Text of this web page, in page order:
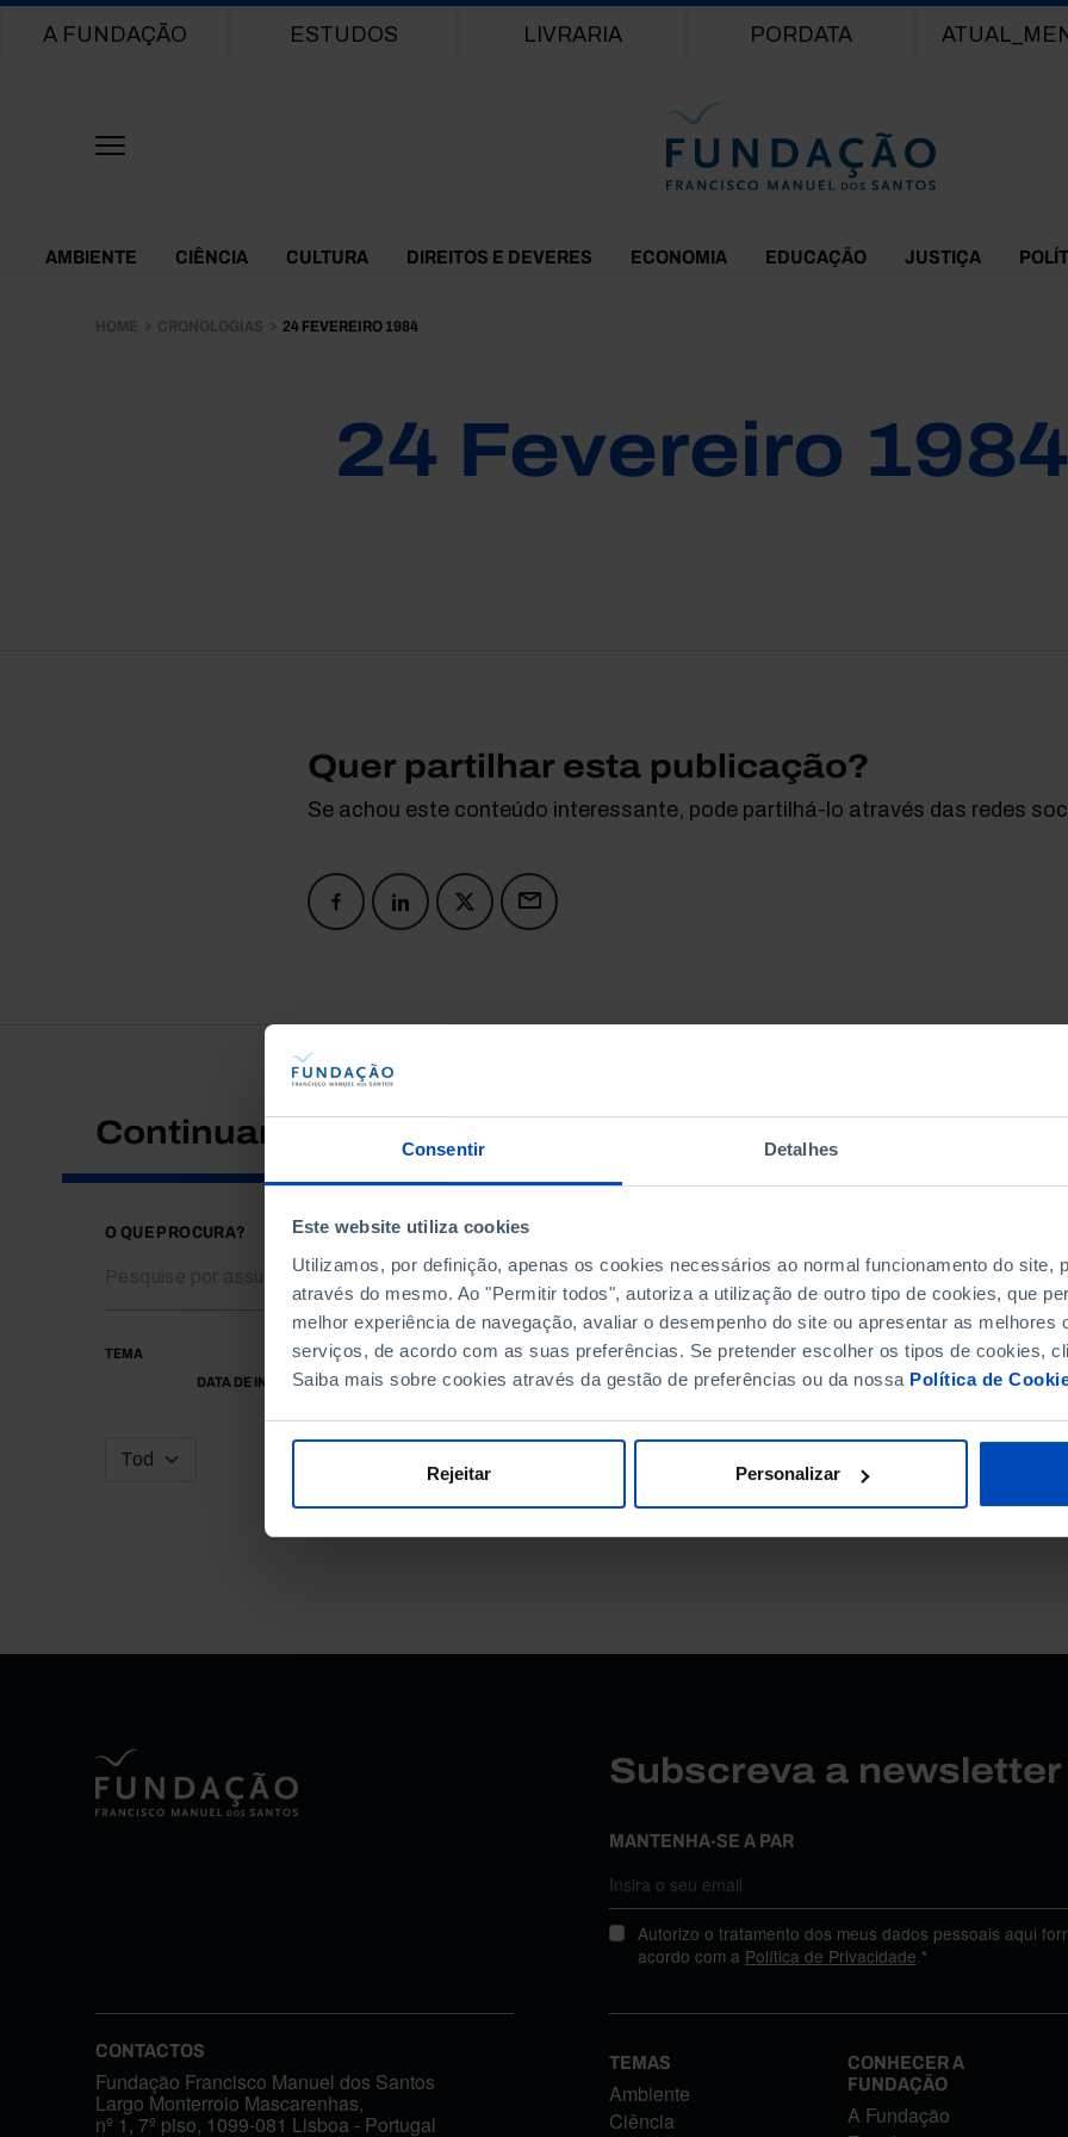
Consentir Detalhes
Este website utiliza cookies
Utilizamos, por definição, apenas os cookies necessários ao normal funcionamento do site,
através do mesmo. Ao "Permitir todos", autoriza a utilização de outro tipo de cookies, que
melhor experiência de navegação, avaliar o desempenho do site ou apresentar as melhores
serviços, de acordo com as suas preferências. Se pretender escolher os tipos de cookies,
Saiba mais sobre cookies através da gestão de preferências ou da nossa Política de
Rejeitar Personalizar
Main navigation
A FUNDAÇÃO ESTUDOS LIVRARIA PORDATA
Themes Menu
AMBIENTE CIÊNCIA CULTURA DIREITOS E DEVERES ECONOMIA EDUCAÇÃO JUSTIÇA
HOME CRONOLOGIAS 24 FEVEREIRO 1984
24 Fevereiro 1984
Quer partilhar esta publicação?
Se achou este conteúdo interessante, pode partilhá-lo através das redes
Continuar a pesquisar
O QUE PROCURA?
TEMA
DATA DE INÍCIO
DATA DE FIM
Subscreva a
MANTENHA-SE A PAR
Autorizo o tratamento dos meus dados pessoais aqui
acordo com a Política de Privacidade.*
CONTACTOS
Fundação Francisco Manuel dos Santos
Largo Monterroio Mascarenhas,
nº 1, 7º piso, 1099-081 Lisboa - Portugal
TEMAS
Ambiente
Ciência
CONHECER A
FUNDAÇÃO
A Fundação